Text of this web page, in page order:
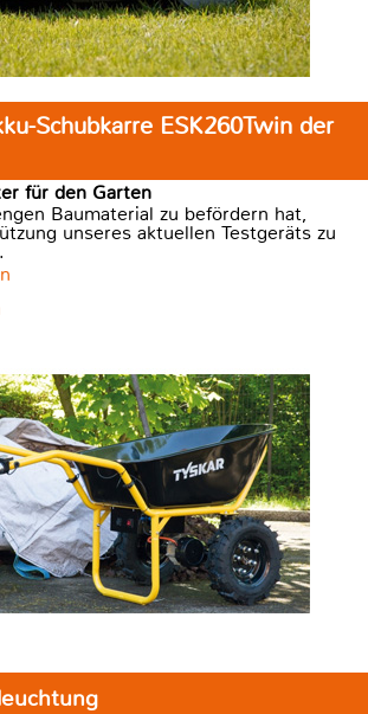
Schubkarre ESK260Twin der
für den Garten
Baumaterial zu befördern hat,
unseres aktuellen Testgeräts zu